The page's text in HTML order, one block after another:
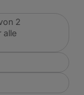
2
alle